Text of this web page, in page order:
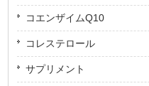
コエンザイムQ10
コレステロール
サプリメント